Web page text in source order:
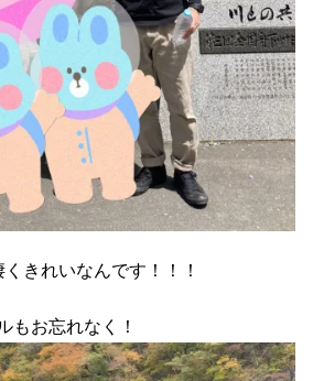
きれいなんです！！！
もお忘れなく！